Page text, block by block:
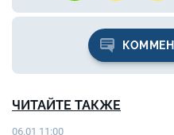
ЧИТАЙТЕ ТАКЖЕ
06.01 11:00